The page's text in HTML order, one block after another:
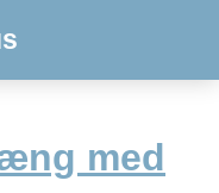
med